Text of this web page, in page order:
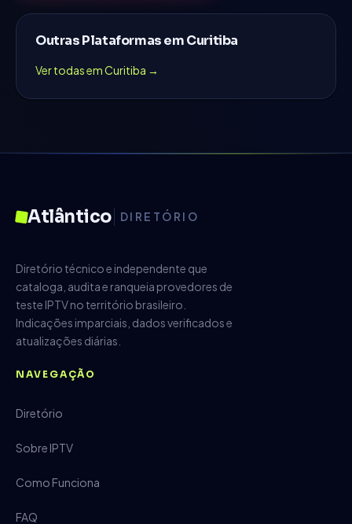
Outras Plataformas emCuritiba
Ver todas emCuritiba →
Atlântico DIRETÓRIO
Diretório técnico e independente que
cataloga, audita e ranqueia provedores de
teste IPTV no território brasileiro.
Indicações imparciais, dados verificados e
atualizações diárias.
NAVEGAÇÃO
Diretório
Sobre IPTV
Como Funciona
FAQ